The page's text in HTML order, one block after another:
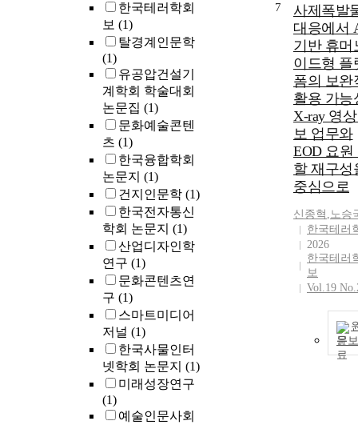
한국테러학회
보 (1)
탈경계인문학
(1)
유공압건설기
계학회 학술대회
논문집 (1)
문화예술콘텐
츠 (1)
한국융합학회
논문지 (1)
건지인문학 (1)
한국전자통신
학회 논문지 (1)
산업디자인학
연구 (1)
문화콘텐츠연
구 (1)
스마트미디어
저널 (1)
한국사물인터
넷학회 논문지 (1)
미래성장연구
(1)
예술인문사회
7
사제폭발
대응에서
기반 휴머
이드형 플
폼의 보완
활용 가능
X-ray 영
보 업무와
EOD 요원
할 재구성
중심으로
신종혁 ,노승
한국테러
2026
한국테러
보
Vol.19
문